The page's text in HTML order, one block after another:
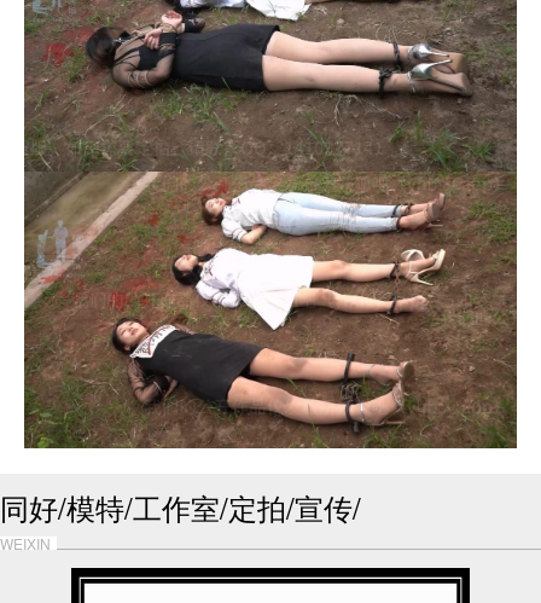
同好/模特/工作室/定拍/宣传/
WEIXIN